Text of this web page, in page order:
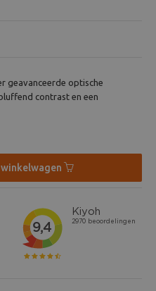
geavanceerde optische
contrast en een
winkelwagen